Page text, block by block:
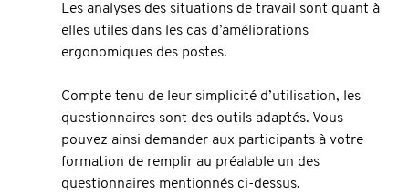
Les analyses des situations de travail sont quant à
elles utiles dans les cas d’améliorations
ergonomiques des postes.
Compte tenu de leur simplicité d’utilisation, les
questionnaires sont des outils adaptés. Vous
pouvez ainsi demander aux participants à votre
formation de remplir au préalable un des
questionnaires mentionnés ci-dessus.